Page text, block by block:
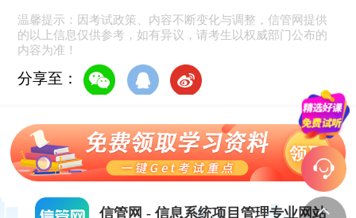
温馨提示：因考试政策、内容不断变化与调整，信管网提供
的以上信息仅供参考，如有异议，请考生以权威部门公布的
内容为准！
分享至：
信管网 - 信息系统项目管理专业网站